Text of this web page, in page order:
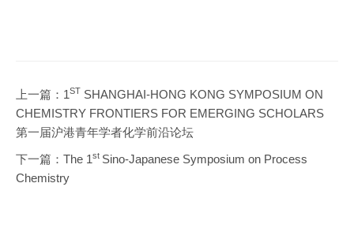
上一篇： 1ST SHANGHAI-HONG KONG SYMPOSIUM ON
CHEMISTRY FRONTIERS FOR EMERGING SCHOLARS
第一届沪港青年学者化学前沿论坛
下一篇： The 1st Sino-Japanese Symposium on Process
Chemistry